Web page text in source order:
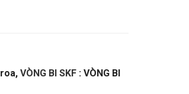
VÒNG BI SKF : VÒNG BI